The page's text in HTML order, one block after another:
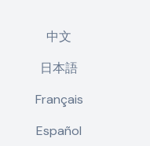
中文
日本語
Français
Español